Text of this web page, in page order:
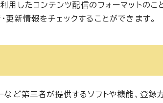
用したコンテンツ配信のフォーマットのこ
更新情報をチェックすることができます。
など第三者が提供するソフトや機能、登